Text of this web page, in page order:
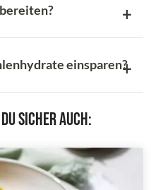
einsparen?
sicher auch: